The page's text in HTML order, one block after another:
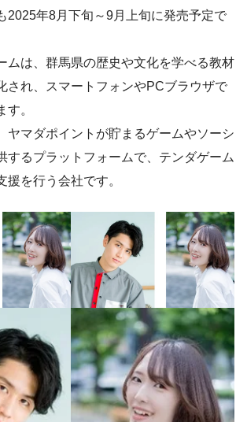
2025年8月下旬～9月上旬に発売予定で
ムは、群馬県の歴史や文化を学べる教材
され、スマートフォンやPCブラウザで
す。
ヤマダポイントが貯まるゲームやソーシ
するプラットフォームで、テンダゲーム
援を行う会社です。